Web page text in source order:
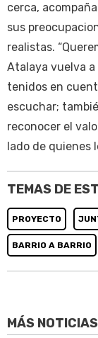
cerca,
sus
realistas.
Atalaya vuelva
tenidos en
escuchar;
reconocer el
lado de quienes
TEMAS DE
PROYECTO
BARRIO A BARRIO
MÁS NOTICIAS